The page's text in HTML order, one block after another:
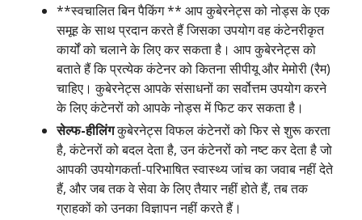
**स्वचालित बिन पैकिंग ** आप कुबेरनेट्स को नोड्स के एक
समूह के साथ प्रदान करते हैं जिसका उपयोग वह कंटेनरीकृत
कार्यों को चलाने के लिए कर सकता है। आप कुबेरनेट्स को
बताते हैं कि प्रत्येक कंटेनर को कितना सीपीयू और मेमोरी (रैम)
चाहिए। कुबेरनेट्स आपके संसाधनों का सर्वोत्तम उपयोग करने
के लिए कंटेनरों को आपके नोड्स में फिट कर सकता है।
सेल्फ-हीलिंगकुबेरनेट्स विफल कंटेनरों को फिर से शुरू करता
है, कंटेनरों को बदल देता है, उन कंटेनरों को नष्ट कर देता है जो
आपकी उपयोगकर्ता-परिभाषित स्वास्थ्य जांच का जवाब नहीं देते
हैं, और जब तक वे सेवा के लिए तैयार नहीं होते हैं, तब तक
ग्राहकों को उनका विज्ञापन नहीं करते हैं।